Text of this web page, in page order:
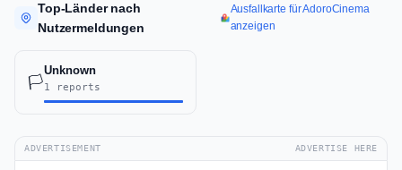
Top-Länder nach
Nutzermeldungen
Ausfallkarte für AdoroCinema
anzeigen
🏳️
Unknown
1 reports
ADVERTISEMENT ADVERTISE HERE